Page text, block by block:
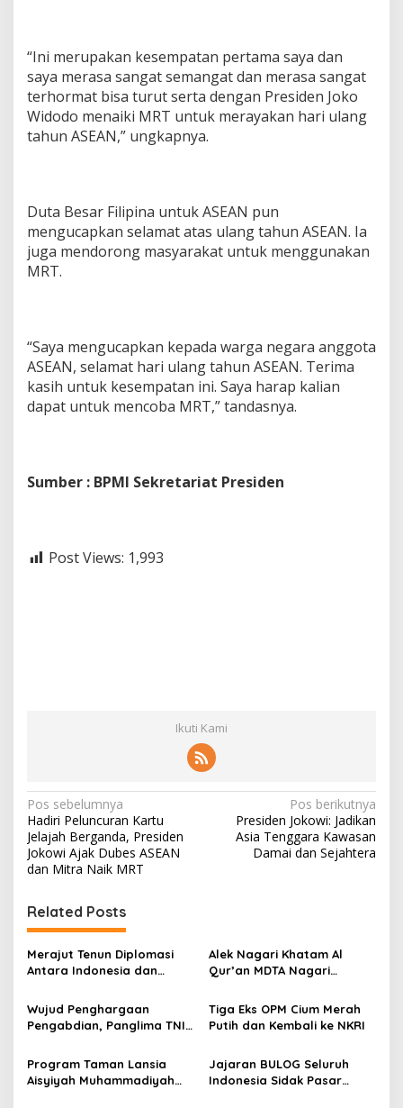
“Ini merupakan kesempatan pertama saya dan
saya merasa sangat semangat dan merasa sangat
terhormat bisa turut serta dengan Presiden Joko
Widodo menaiki MRT untuk merayakan hari ulang
tahun ASEAN,” ungkapnya.
Duta Besar Filipina untuk ASEAN pun
mengucapkan selamat atas ulang tahun ASEAN. Ia
juga mendorong masyarakat untuk menggunakan
MRT.
“Saya mengucapkan kepada warga negara anggota
ASEAN, selamat hari ulang tahun ASEAN. Terima
kasih untuk kesempatan ini. Saya harap kalian
dapat untuk mencoba MRT,” tandasnya.
Sumber : BPMI Sekretariat Presiden
Post Views: 1,993
Ikuti Kami
N
a
v
i
g
a
s
i
p
o
s
Pos sebelumnya
Hadiri Peluncuran Kartu
Jelajah Berganda, Presiden
Jokowi Ajak Dubes ASEAN
dan Mitra Naik MRT
Pos berikutnya
Presiden Jokowi: Jadikan
Asia Tenggara Kawasan
Damai dan Sejahtera
Related Posts
Merajut Tenun Diplomasi
Antara Indonesia dan
Alek Nagari Khatam Al
Qur’an MDTA Nagari
Wujud Penghargaan
Pengabdian, Panglima TNI
Ratusan Prajurit dan ASN
TNI
Tiga Eks OPM Cium Merah
Putih dan Kembali ke NKRI
Program Taman Lansia
Aisyiyah Muhammadiyah
Jajaran BULOG Seluruh
Indonesia Sidak Pasar